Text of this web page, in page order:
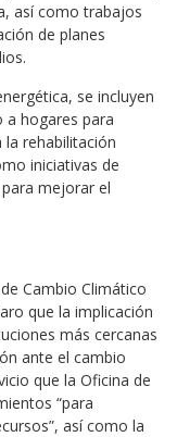
así como trabajos
de planes
se incluyen
a hogares para
la rehabilitación
iniciativas de
mejorar el
Cambio Climático
que la implicación
más cercanas
ante el cambio
que la Oficina de
“para
así como la